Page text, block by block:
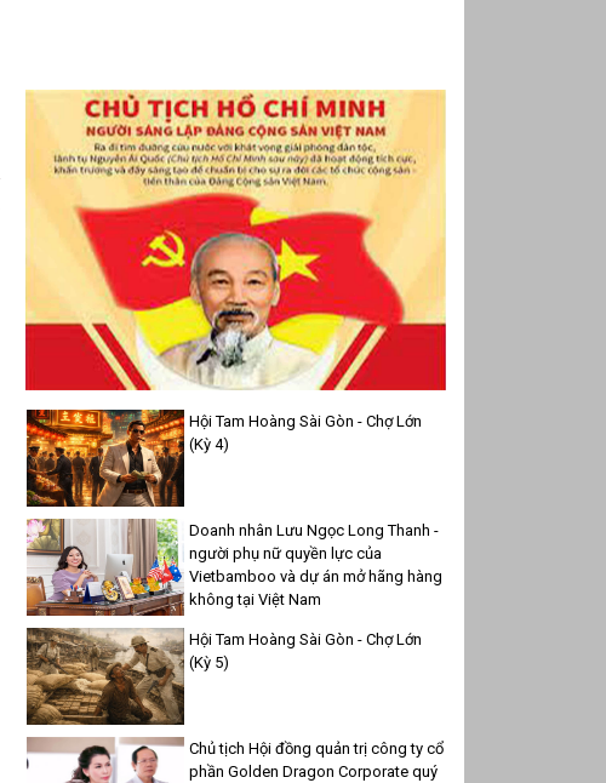
Hội Tam Hoàng Sài Gòn - Chợ Lớn
(Kỳ 4)
Doanh nhân Lưu Ngọc Long Thanh -
người phụ nữ quyền lực của
Vietbamboo và dự án mở hãng hàng
không tại Việt Nam
Hội Tam Hoàng Sài Gòn - Chợ Lớn
(Kỳ 5)
Chủ tịch Hội đồng quản trị công ty cổ
phần Golden Dragon Corporate quý